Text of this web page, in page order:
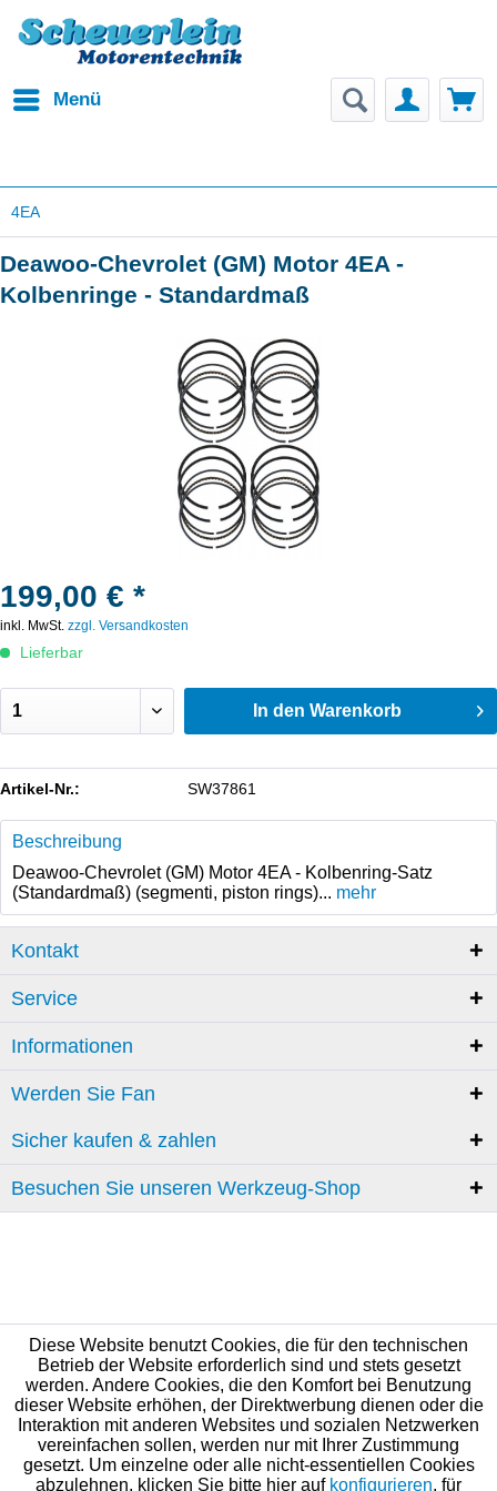
Menü
4EA
Deawoo-Chevrolet (GM) Motor 4EA -
Kolbenringe - Standardmaß
199,00 € *
inkl. MwSt. zzgl. Versandkosten
Lieferbar
In den Warenkorb
Artikel-Nr.: SW37861
Beschreibung
Deawoo-Chevrolet (GM) Motor 4EA - Kolbenring-Satz
(Standardmaß) (segmenti, piston rings)... mehr
Kontakt
Service
Informationen
Werden Sie Fan
Sicher kaufen & zahlen
Besuchen Sie unseren Werkzeug-Shop
Diese Website benutzt Cookies, die für den technischen
Betrieb der Website erforderlich sind und stets gesetzt
werden. Andere Cookies, die den Komfort bei Benutzung
dieser Website erhöhen, der Direktwerbung dienen oder die
Interaktion mit anderen Websites und sozialen Netzwerken
vereinfachen sollen, werden nur mit Ihrer Zustimmung
gesetzt. Um einzelne oder alle nicht-essentiellen Cookies
abzulehnen, klicken Sie bitte hier auf konfigurieren, für